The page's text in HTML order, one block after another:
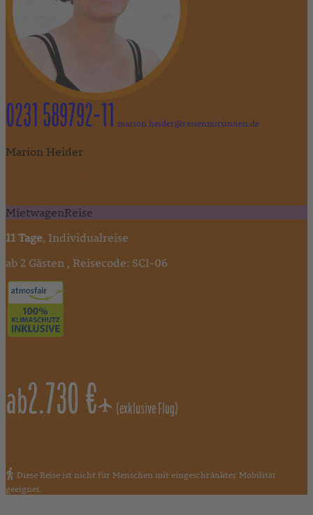
0231 589792-11 marion.heider@reisenmitsinnen.de
Marion Heider
MietwagenReise
11 Tage, Individualreise
ab 2 Gästen , Reisecode: SCI-06
ab2.730 € (exklusive Flug)
Diese Reise ist nicht für Menschen mit eingeschränkter Mobilität
geeignet.